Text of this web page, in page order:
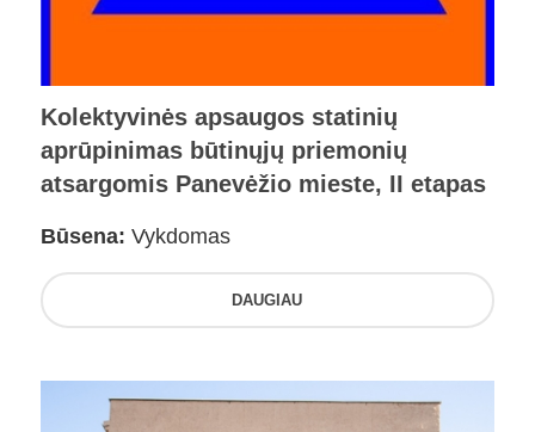
Kolektyvinės apsaugos statinių
aprūpinimas būtinųjų priemonių
atsargomis Panevėžio mieste, II etapas
Būsena: Vykdomas
DAUGIAU